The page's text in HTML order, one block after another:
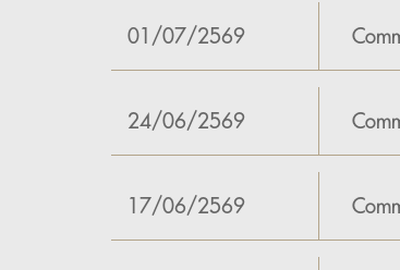
01/07/2569
24/06/2569
17/06/2569